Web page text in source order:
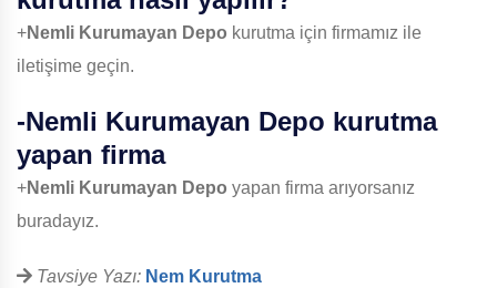
+Nemli Kurumayan Depo kurutma için firmamız ile
iletişime geçin.
-Nemli Kurumayan Depo kurutma
yapan firma
+Nemli Kurumayan Depo yapan firma arıyorsanız
buradayız.
Tavsiye Yazı: Nem Kurutma